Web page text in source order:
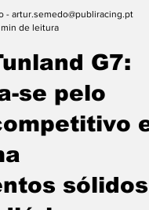
- artur.semedo@publiracing.pt
de leitura
G7:
se pelo